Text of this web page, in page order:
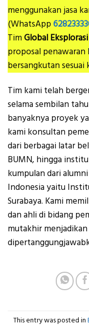
menggunakan jasa
(WhatsApp
TimGlobal
proposal penawaran
bersangkutan sesuai
Tim kami telah
selama sembilan
banyaknya proyek
kami konsultan
dari berbagai latar
BUMN, hingga
kumpulan dari
Indonesia yaitu
Surabaya. Kami
dan ahli di bidang
mutakhir
This entry was posted in